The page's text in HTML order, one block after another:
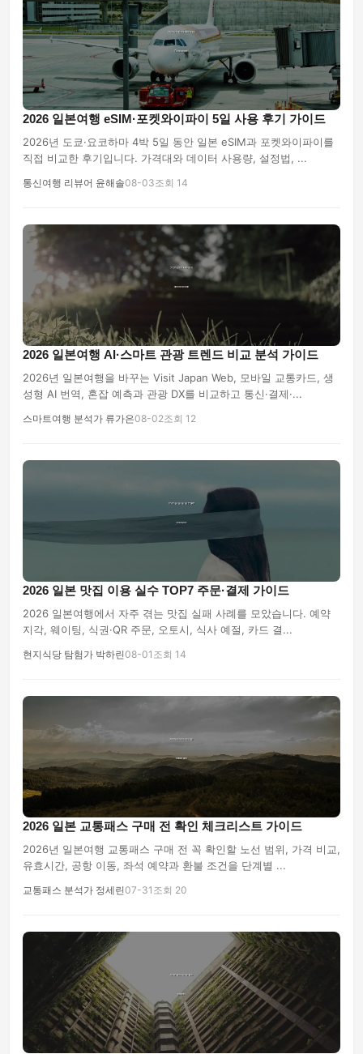
2026 일본여행 eSIM·포켓와이파이 5일 사용 후기 가이드
2026년 도쿄·요코하마 4박 5일 동안 일본 eSIM과 포켓와이파이를
직접 비교한 후기입니다. 가격대와 데이터 사용량, 설정법, ...
통신여행 리뷰어 윤해솔08-03조회 14
2026 일본여행 AI·스마트 관광 트렌드 비교 분석 가이드
2026년 일본여행을 바꾸는 Visit Japan Web, 모바일 교통카드, 생
성형 AI 번역, 혼잡 예측과 관광 DX를 비교하고 통신·결제·...
스마트여행 분석가 류가은08-02조회 12
2026 일본 맛집 이용 실수 TOP7 주문·결제 가이드
2026 일본여행에서 자주 겪는 맛집 실패 사례를 모았습니다. 예약
지각, 웨이팅, 식권·QR 주문, 오토시, 식사 예절, 카드 결...
현지식당 탐험가 박하린08-01 조회 14
2026 일본 교통패스 구매 전 확인 체크리스트 가이드
2026년 일본여행 교통패스 구매 전 꼭 확인할 노선 범위, 가격 비교,
유효시간, 공항 이동, 좌석 예약과 환불 조건을 단계별 ...
교통패스 분석가 정세린07-31 조회 20